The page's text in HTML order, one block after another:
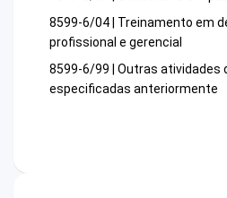
8599-6/04 | Treinamento em
profissional e gerencial
8599-6/99 | Outras atividades
especificadas anteriormente